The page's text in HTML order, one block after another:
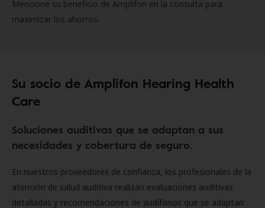
Mencione su beneficio de Amplifon en la consulta para
maximizar los ahorros.
Su socio de Amplifon Hearing Health
Care
Soluciones auditivas que se adaptan a sus
necesidades y cobertura de seguro.
En nuestros proveedores de confianza, los profesionales de la
atención de salud auditiva realizan evaluaciones auditivas
detalladas y recomendaciones de audífonos que se adaptan